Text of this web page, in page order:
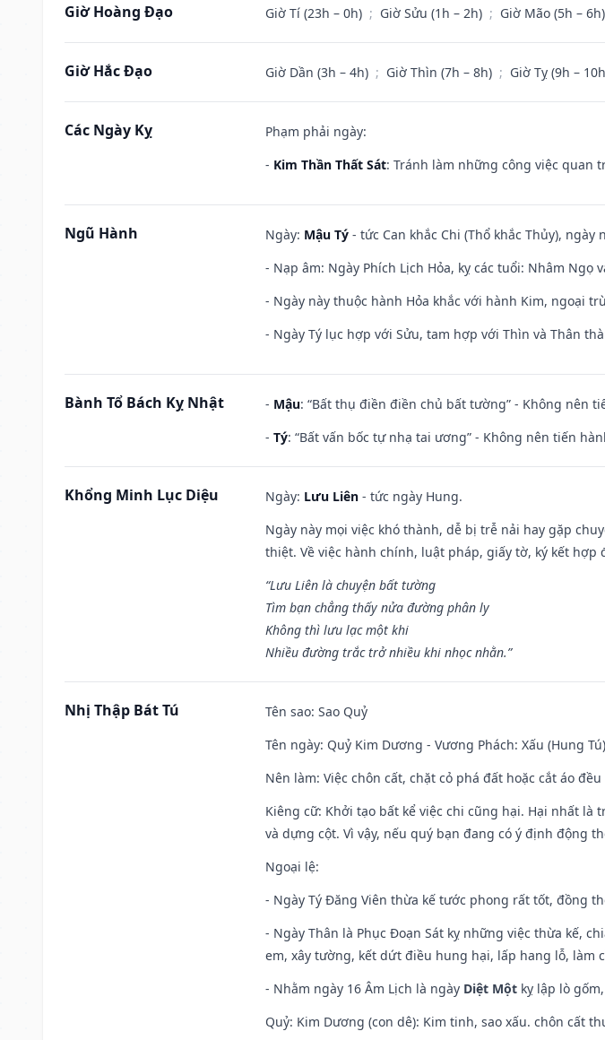
Giờ Hoàng Đạo Giờ Tí (23h – 0h) ; Giờ Sửu (1h – 2h) ; Giờ Mão (5h – 6h)
Giờ Hắc Đạo Giờ Dần (3h – 4h) ; Giờ Thìn (7h – 8h) ; Giờ Tỵ (9h –
Các Ngày Kỵ
Phạm phải ngày:
- Kim Thần Thất Sát: Tránh làm những công việc quan
Ngũ Hành Ngày: Mậu Tý - tức Can khắc Chi (Thổ khắc Thủy),
- Nạp âm: Ngày Phích Lịch Hỏa, kỵ các tuổi: Nhâm Ngọ
- Ngày này thuộc hành Hỏa khắc với hành Kim, ngoại
- Ngày Tý lục hợp với Sửu, tam hợp với Thìn và Thân
Bành Tổ Bách Kỵ Nhật - Mậu: “Bất thụ điền điền chủ bất tường” - Không nên
- Tý: “Bất vấn bốc tự nhạ tai ương” - Không nên tiến
Khổng Minh Lục Diệu Ngày: Lưu Liên - tức ngày Hung.
Ngày này mọi việc khó thành, dễ bị trễ nải hay gặp
thiệt. Về việc hành chính, luật pháp, giấy tờ, ký kết
“Lưu Liên là chuyện bất tường
Tìm bạn chẳng thấy nửa đường phân ly
Không thì lưu lạc một khi
Nhiều đường trắc trở nhiều khi nhọc nhằn.”
Nhị Thập Bát Tú Tên sao: Sao Quỷ
Tên ngày: Quỷ Kim Dương - Vương Phách: Xấu (Hung
Nên làm: Việc chôn cất, chặt cỏ phá đất hoặc cắt áo đều
Kiêng cữ: Khởi tạo bất kể việc chi cũng hại. Hại nhất là
và dựng cột. Vì vậy, nếu quý bạn đang có ý định động
Ngoại lệ:
- Ngày Tý Đăng Viên thừa kế tước phong rất tốt, đồng
- Ngày Thân là Phục Đoạn Sát kỵ những việc thừa kế,
em, xây tường, kết dứt điều hung hại, lấp hang lỗ, làm
- Nhằm ngày 16 Âm Lịch là ngày Diệt Một kỵ lập lò
Quỷ: Kim Dương (con dê): Kim tinh, sao xấu. chôn cất